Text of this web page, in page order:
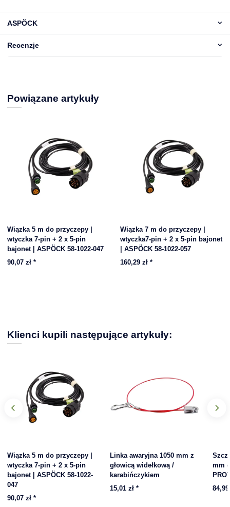
ASPÖCK
Recenzje
Powiązane artykuły
Wiązka 5 m do przyczepy |
wtyczka 7-pin + 2 x 5-pin
bajonet | ASPÖCK 58-1022-047
90,07 zł *
Wiązka 7 m do przyczepy |
wtyczka7-pin + 2 x 5-pin bajonet
| ASPÖCK 58-1022-057
160,29 zł *
Klienci kupili następujące artykuły:
Wiązka 5 m do przyczepy |
wtyczka 7-pin + 2 x 5-pin
bajonet | ASPÖCK 58-1022-
047
90,07 zł *
Linka awaryjna 1050 mm z
głowicą widełkową /
karabińczykiem
15,01 zł *
mm